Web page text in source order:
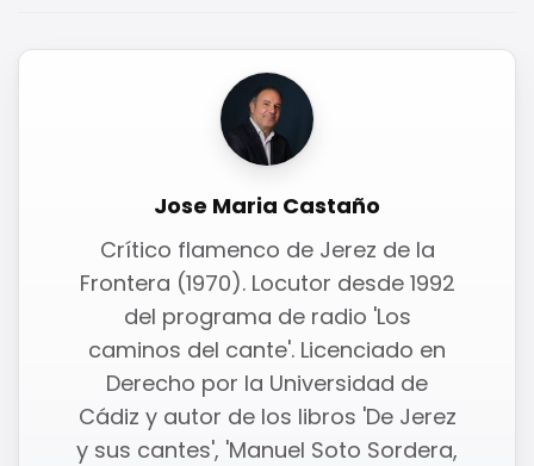
Jose Maria Castaño
Crítico flamenco de Jerez de la
Frontera (1970). Locutor desde 1992
del programa de radio 'Los
caminos del cante'. Licenciado en
Derecho por la Universidad de
Cádiz y autor de los libros 'De Jerez
y sus cantes', 'Manuel Soto Sordera,